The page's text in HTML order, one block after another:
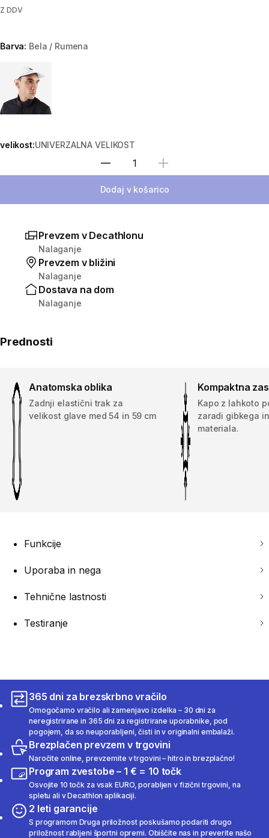
Z DDV
Barva: Bela / Rumena
Choose a variant
velikost:UNIVERZALNA VELIKOST
Izberite količino
Dodaj v košarico
Prevzem v Decathlonu
Nalaganje
Prevzem v bližini
Nalaganje
Dostava na dom
Nalaganje
Prednosti
Anatomska oblika
Zadnji elastični trak za
velikost glave med 54 in 59 cm
Kompaktna
Kapo z lahkoto
zaradi gibkega
materiala.
Funkcije
Uporaba in nega
Tehnične lastnosti
Testiranje
365 dni za brezskrbno vračilo
Omogočamo vračilo ali zamenjavo izdelka – 30 dni za
neregistrirane in 365 dni za registrirane uporabnike, pod
pogojem, da so neuporabljeni, čisti in v originalni embalaži.
Brezplačen prevzem v trgovini
Naročite online, prevzemite v trgovini – hitro in brezplačno!
Program zvestobe – 1 € = 10 točk
Osvojite 10 točk za vsak EURO, porabljen v fizični trgovini, na
spletu ali v Decathlon aplikaciji.
2 leti garancije
S programom Druga priložnost poskušamo podariti drugo
priložnost rabljeni športni opremi. Obiščite nas in preverite našo